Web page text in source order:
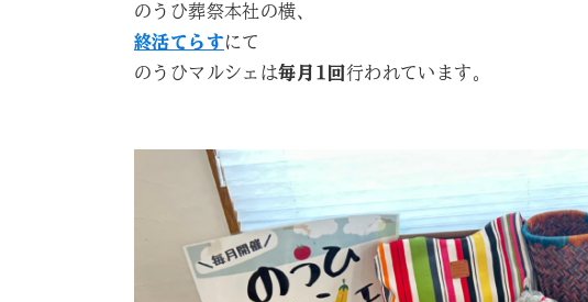
のうひ葬祭本社の横、
終活てらすにて
のうひマルシェは毎月1回行われています。